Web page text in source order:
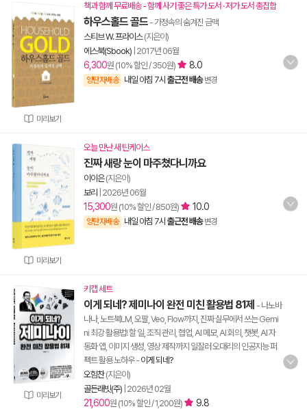
미리보기
책과 함께 무료배송 - 함께 사기 좋은 특가 도서 · 저가 도서 총집합
하우스홀드 골드 - 가정속의 숨겨진 금맥
스티브 W. 프라이스(지은이)
에스북(Sbook) 2017년 06월
6,300원 (10% 할인 / 350원) 8.0
양탄자배송 내일 아침 7시 출근전 배송 변경
미리보기
오늘 만난 새 틴케이스
진짜 새랑 눈이 마주쳤다니까요
이이은(지은이)
보리
2026년 06월
15,300원 (10% 할인 / 850원) 10.0
양탄자배송 내일 아침 7시 출근전 배송 변경
미리보기
키캡 세트
이게 되네? 제미나이 완전 미친 활용법 81제 - 나노바
나나, 노트북LM, 오팔, Veo, Flow까지, 진짜 실무에서 쓰는 Gemi
ni 최강 활용법! 할 일, 조직 관리, 협업, AI 메모, AI 회의, 챗봇, AI 자
동화 앱, 이미지 생성, 영상 제작까지 일잘러 오대리의 인공지능 퍼
펙트 활용 노하우- 이게 되네?
오힘찬(지은이)
골든래빗(주) 2026년 02월
21,600원 (10% 할인 / 1,200원) 9.8